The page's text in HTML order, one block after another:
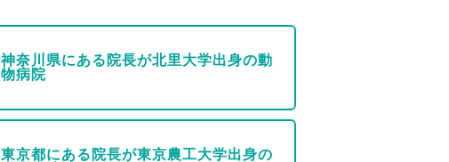
神奈川県にある院長が北里大学出身の動
物病院
東京都にある院長が東京農工大学出身の